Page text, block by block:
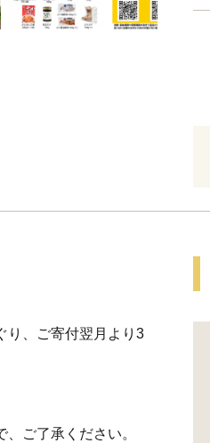
り、ご寄付翌月より3
ご了承ください。